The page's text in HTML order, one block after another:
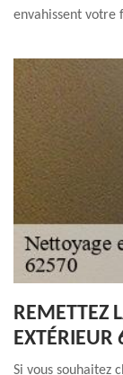
envahissent votre
REMETTEZ
EXTÉRIEUR
Si vous souhaitez